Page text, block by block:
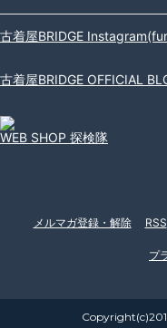
古着屋BRIDGE
古着屋BRIDGE OFFICIAL
WEB SHOP 探検隊
メルマガ登録・解除 RSS
プ